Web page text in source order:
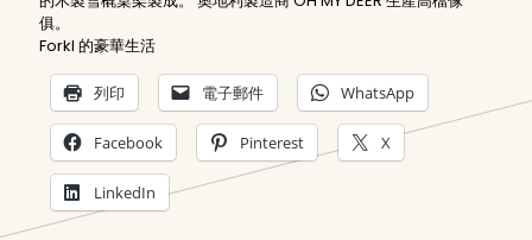
俱。
Forkl 的豪華生活
列印 電子郵件 WhatsApp
Facebook Pinterest X
LinkedIn